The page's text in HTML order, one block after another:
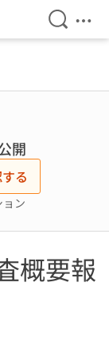
検索を
メ
開
る
ン
概要報